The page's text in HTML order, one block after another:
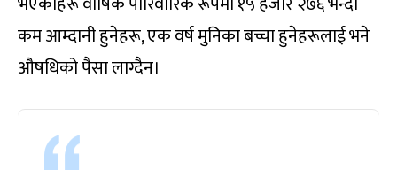
कम आम्दानी हुनेहरू, एक वर्ष मुनिका बच्चा हुनेहरूलाई भने
औषधिको पैसा लाग्दैन।